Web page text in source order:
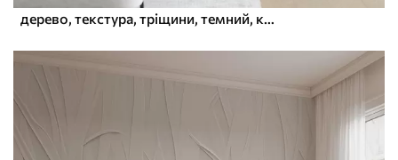
дерево, текстура, тріщини, темний, кора, поверхня